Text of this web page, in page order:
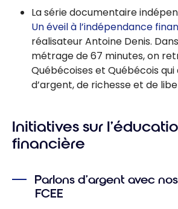
La série documentaire
Un éveil à l’indépendance
réalisateur Antoine Denis.
métrage de 67 minutes, on
Québécoises et Québécois
d’argent, de richesse et de
Initiatives sur
financière
Parlons d’argent avec
FCEE